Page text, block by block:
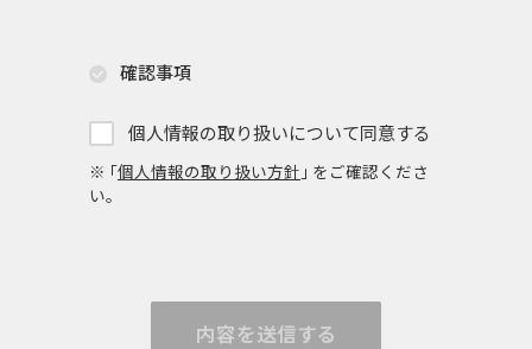
確認事項
個人情報の取り扱いについて同意する
※ ｢個人情報の取り扱い方針 ｣ をご確認くださ
い。
内容を送信する